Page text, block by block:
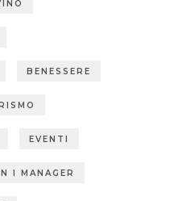
BENESSERE
EVENTI
I MANAGER